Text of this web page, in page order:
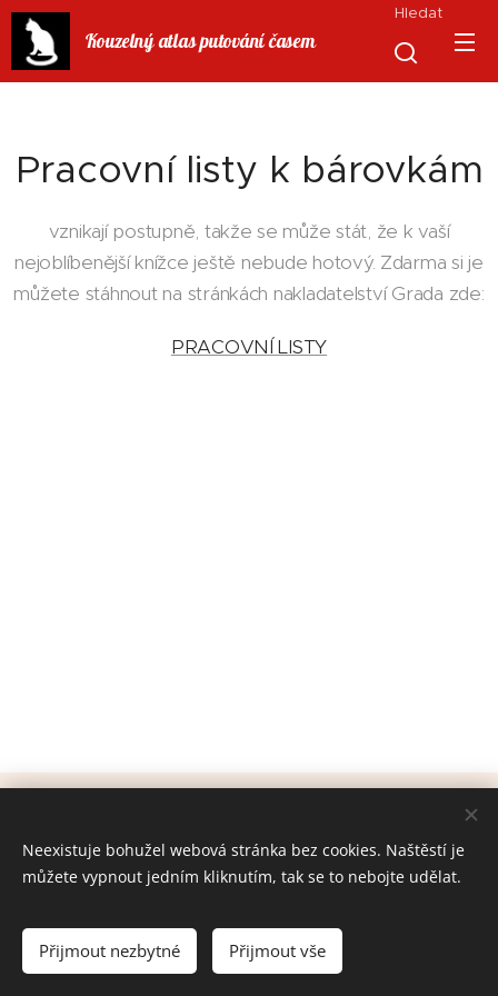
Kouzelný atlas putování časem
Hledat
Pracovní listy k bárovkám
vznikají postupně, takže se může stát, že k vaší
nejoblíbenější knížce ještě nebude hotový. Zdarma si je
můžete stáhnout na stránkách nakladatelství Grada zde:
PRACOVNÍ LISTY
Cookies
Čeština
English Français Deutsch
Neexistuje bohužel webová stránka bez cookies. Naštěstí je
můžete vypnout jedním kliknutím, tak se to nebojte udělat.
Přijmout nezbytné Přijmout vše